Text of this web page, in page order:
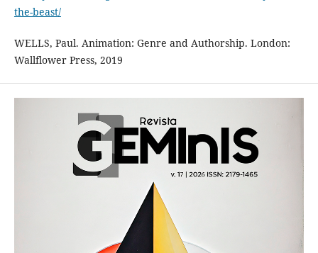
the-beast/
WELLS, Paul. Animation: Genre and Authorship. London:
Wallflower Press, 2019